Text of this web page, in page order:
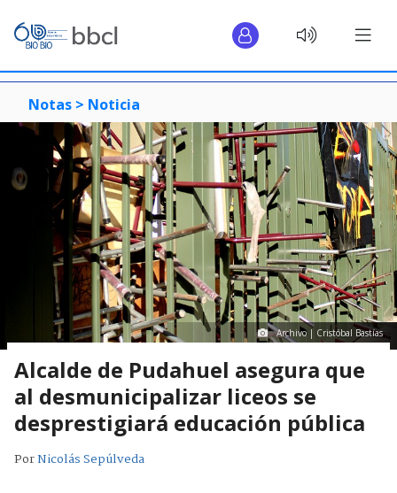
Notas > Noticia
Archivo | Cristóbal Bastías
Alcalde de Pudahuel asegura que
al desmunicipalizar liceos se
desprestigiará educación pública
PorNicolás Sepúlveda